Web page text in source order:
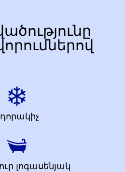
լոգասենյակ